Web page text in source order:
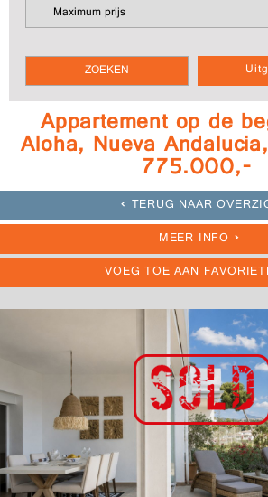
Appartement op de
Aloha, Nueva
775.000,-
TERUG NAAR
MEER INFO
VOEG TOE AAN